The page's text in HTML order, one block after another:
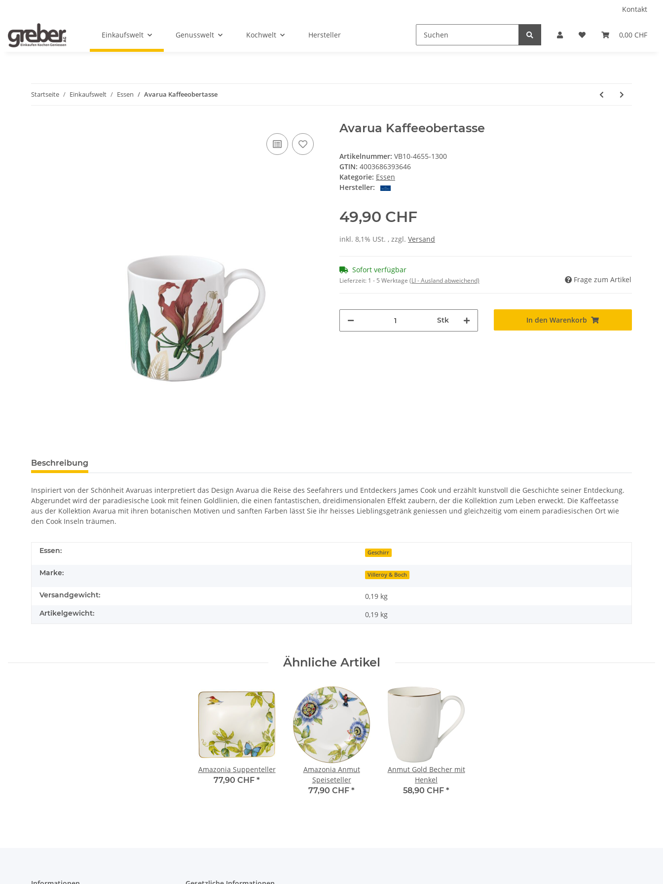
Kontakt
0,00 CHF
Einkaufswelt Genusswelt Kochwelt Hersteller
Startseite Einkaufswelt Essen Avarua Kaffeeobertasse
Avarua Kaffeeobertasse
Artikelnummer: VB10-4655-1300
GTIN: 4003686393646
Kategorie: Essen
Hersteller:
49,90 CHF
inkl. 8,1% USt. , zzgl. Versand
Sofort verfügbar
Lieferzeit: 1 - 5 Werktage (LI - Ausland abweichend) Frage zum Artikel
Stk In den Warenkorb
Beschreibung
Inspiriert von der Schönheit Avaruas interpretiert das Design Avarua die Reise des Seefahrers und Entdeckers James Cook und erzählt kunstvoll die Geschichte seiner Entdeckung.
Abgerundet wird der paradiesische Look mit feinen Goldlinien, die einen fantastischen, dreidimensionalen Effekt zaubern, der die Kollektion zum Leben erweckt. Die Kaffeetasse
aus der Kollektion Avarua mit ihren botanischen Motiven und sanften Farben lässt Sie ihr heisses Lieblingsgetränk geniessen und gleichzeitig vom einem paradiesischen Ort wie
den Cook Inseln träumen.
Essen: Geschirr
Marke: Villeroy & Boch
Versandgewicht: 0,19 kg
Artikelgewicht: 0,19 kg
Ähnliche Artikel
Amazonia Suppenteller
77,90 CHF *
Amazonia Anmut
Speiseteller
77,90 CHF *
Anmut Gold Becher mit
Henkel
58,90 CHF *